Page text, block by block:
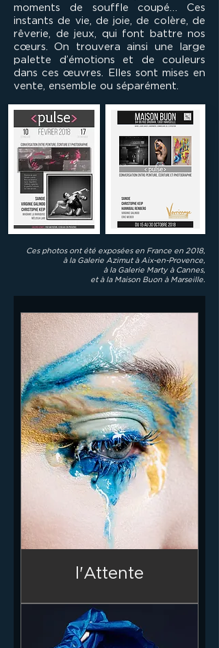
moments de souffle coupé… Ces
instants de vie, de joie, de colère, de
rêverie, de jeux, qui font battre nos
cœurs. On trouvera ainsi une large
palette d’émotions et de couleurs
dans ces œuvres. Elles sont mises en
vente, ensemble ou séparément.
Ces photos ont été exposées en France en 2018,
à la Galerie Azimut à Aix-en-Provence,
à la Galerie Marty à Cannes,
et à la Maison Buon à Marseille.
l'Attente